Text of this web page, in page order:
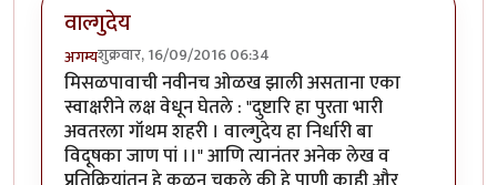
वाल्गुदेय
अगम्यशुक्रवार, 16/09/2016 06:34
मिसळपावाची नवीनच ओळख झाली असताना एका
स्वाक्षरीने लक्ष वेधून घेतले : "दुष्टारि हा पुरता भारी
अवतरला गॉथम शहरी । वाल्गुदेय हा निर्धारी बा
विदूषका जाण पां ।।" आणि त्यानंतर अनेक लेख व